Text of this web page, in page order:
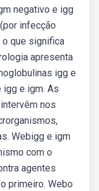
negativo e igg
infecção
o que significa
apresenta
igg e
igg e igm. As
nos
Webigg e igm
com o
agentes
primeiro. Webo